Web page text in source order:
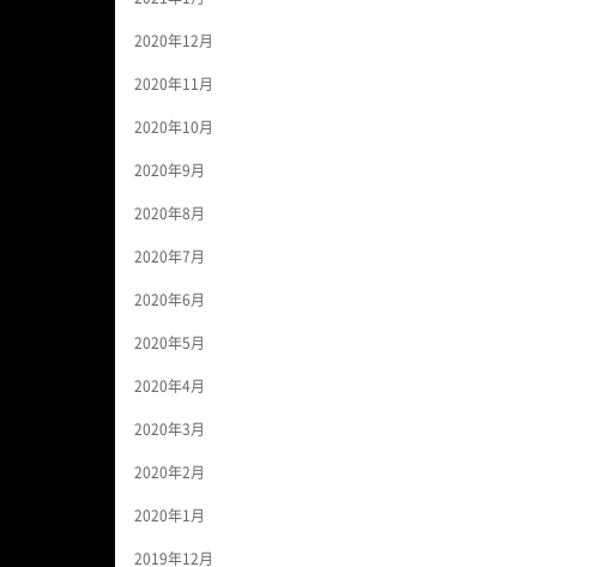
2020年12月
2020年11月
2020年10月
2020年9月
2020年8月
2020年7月
2020年6月
2020年5月
2020年4月
2020年3月
2020年2月
2020年1月
2019年12月